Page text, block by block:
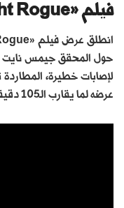
فيلم «Detective Knight Rogue» للممثل بروس ويليس
حول المحقق جيمس نايت
لإصابات خطيرة،
عرضه لما يقارب الـ105 دقيقة، وهو من بطولة النجم بروس ويليس، ومن إخراج إدوارد جون دريك.